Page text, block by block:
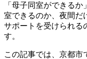
「母子同室ができるか
室できるのか、夜間だ
サポートを受けられる
す。
この記事では、京都市